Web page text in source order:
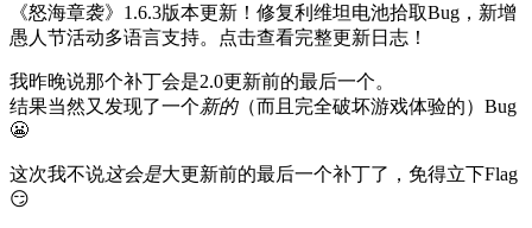
《怒海章袭》1.6.3版本更新！修复利维坦电池拾取Bug，新增
愚人节活动多语言支持。点击查看完整更新日志！
我昨晚说那个补丁会是2.0更新前的最后一个。
结果当然又发现了一个新的（而且完全破坏游戏体验的）Bug
😬
这次我不说这会是大更新前的最后一个补丁了，免得立下Flag
😏